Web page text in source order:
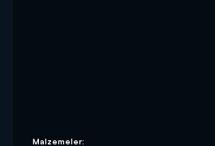
Malzemeler: